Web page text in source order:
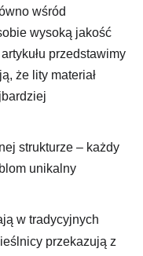
wśród
wysoką jakość
przedstawimy
że lity materiał
strukturze – każdy
unikalny
w tradycyjnych
przekazują z